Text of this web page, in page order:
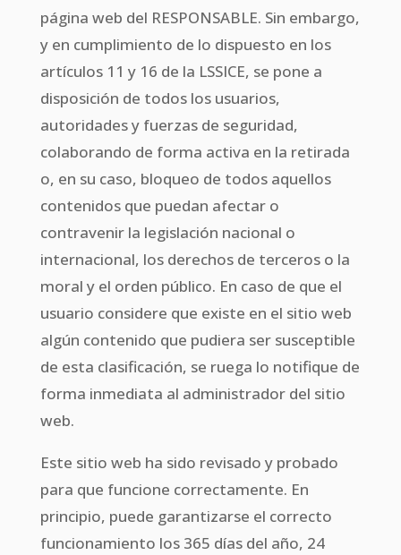
página web del RESPONSABLE. Sin embargo,
y en cumplimiento de lo dispuesto en los
artículos 11 y 16 de la LSSICE, se pone a
disposición de todos los usuarios,
autoridades y fuerzas de seguridad,
colaborando de forma activa en la retirada
o, en su caso, bloqueo de todos aquellos
contenidos que puedan afectar o
contravenir la legislación nacional o
internacional, los derechos de terceros o la
moral y el orden público. En caso de que el
usuario considere que existe en el sitio web
algún contenido que pudiera ser susceptible
de esta clasificación, se ruega lo notifique de
forma inmediata al administrador del sitio
web.
Este sitio web ha sido revisado y probado
para que funcione correctamente. En
principio, puede garantizarse el correcto
funcionamiento los 365 días del año, 24